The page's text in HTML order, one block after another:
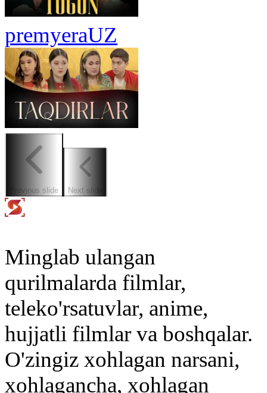
premyeraUZ
Previous slide Next slide
Minglab ulangan
qurilmalarda filmlar,
teleko'rsatuvlar, anime,
hujjatli filmlar va boshqalar.
O'zingiz xohlagan narsani,
xohlagancha, xohlagan